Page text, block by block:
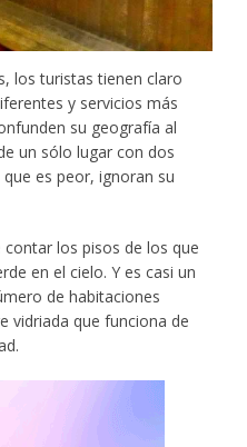
los turistas tienen claro
y servicios más
su geografía al
un sólo lugar con dos
es peor, ignoran su
los pisos de los que
en el cielo. Y es casi un
de habitaciones
vidriada que funciona de